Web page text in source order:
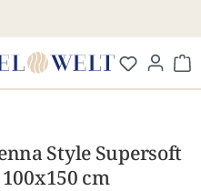
Style Supersoft
cm